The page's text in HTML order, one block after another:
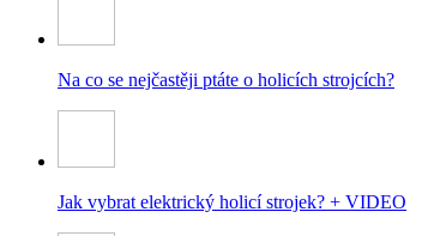
Na co se nejčastěji ptáte o holicích strojcích?
Jak vybrat elektrický holicí strojek? + VIDEO